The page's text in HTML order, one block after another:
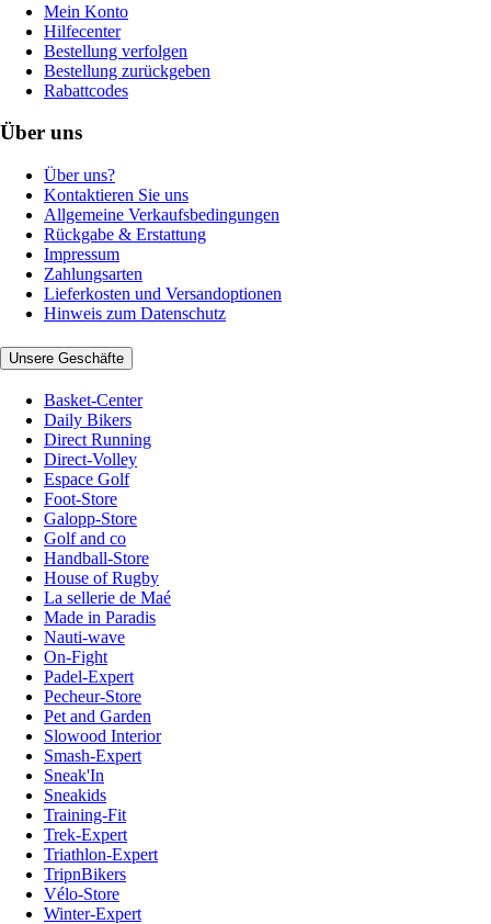
Mein Konto
Hilfecenter
Bestellung verfolgen
Bestellung zurückgeben
Rabattcodes
Über uns
Über uns?
Kontaktieren Sie uns
Allgemeine Verkaufsbedingungen
Rückgabe & Erstattung
Impressum
Zahlungsarten
Lieferkosten und Versandoptionen
Hinweis zum Datenschutz
Unsere Geschäfte
Basket-Center
Daily Bikers
Direct Running
Direct-Volley
Espace Golf
Foot-Store
Galopp-Store
Golf and co
Handball-Store
House of Rugby
La sellerie de Maé
Made in Paradis
Nauti-wave
On-Fight
Padel-Expert
Pecheur-Store
Pet and Garden
Slowood Interior
Smash-Expert
Sneak'In
Sneakids
Training-Fit
Trek-Expert
Triathlon-Expert
TripnBikers
Vélo-Store
Winter-Expert